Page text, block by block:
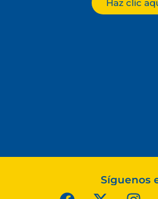
Haz clic
Síguenos